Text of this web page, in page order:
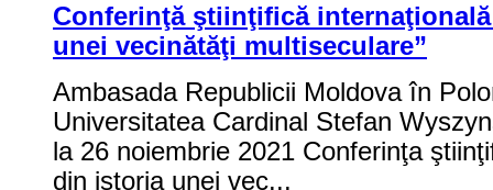
Conferinţă ştiinţifică
unei vecinătăţi multiseculare”
Ambasada Republicii Moldova în
Universitatea Cardinal Stefan
la 26 noiembrie 2021 Conferinţa
din istoria unei vec...